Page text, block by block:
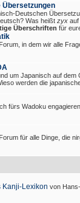
Deutschen
Was heißt zyx
Überschriften für
in dem wir alle
um Japanisch auf
werden die
fürs Wadoku
für alle Dinge, die
Kanji-Lexikon von